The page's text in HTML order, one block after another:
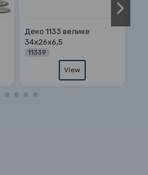
Деко 1133 велике
34х26х6,5
11339
View